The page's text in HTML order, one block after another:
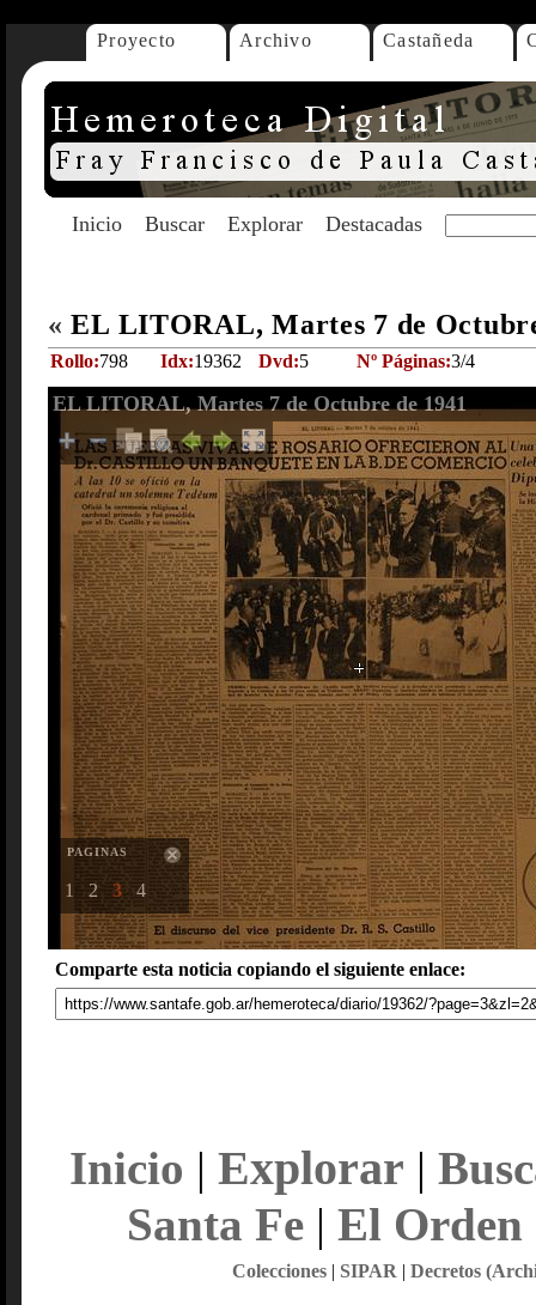
Proyecto Archivo Castañeda
Inicio Buscar Explorar Destacadas
« EL LITORAL, Martes 7 de
Rollo:798 Idx:19362 Dvd:5 Nº Páginas:3/4
EL LITORAL, Martes 7 de Octubre de 1941
PAGINAS
1 2 3 4
Comparte esta noticia copiando el siguiente enlace:
Inicio | Explorar |
Santa Fe| El Orden
Colecciones| SIPAR | Decretos